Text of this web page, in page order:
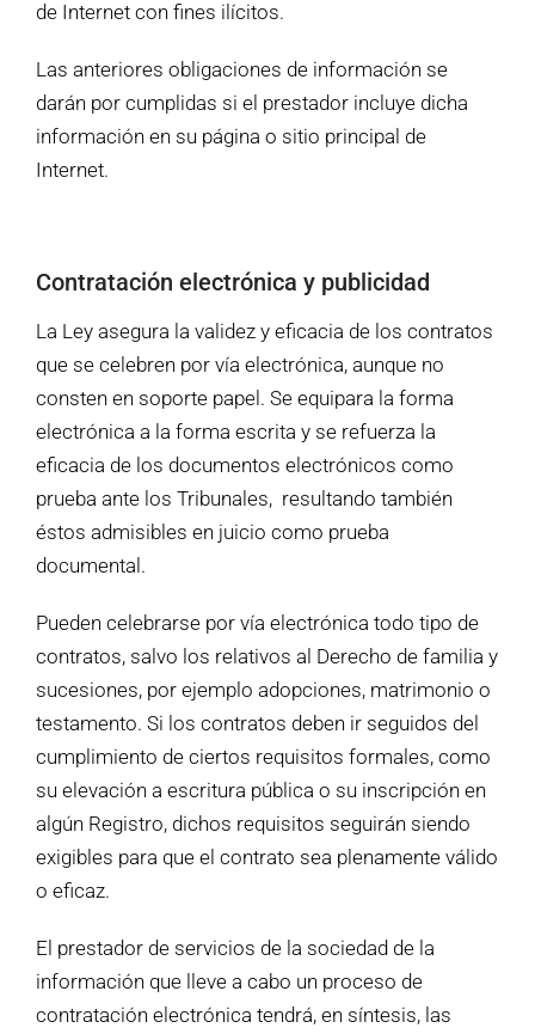
de Internet con fines ilícitos.
Las anteriores obligaciones de información se
darán por cumplidas si el prestador incluye dicha
información en su página o sitio principal de
Internet.
Contratación electrónica y publicidad
La Ley asegura la validez y eficacia de los contratos
que se celebren por vía electrónica, aunque no
consten en soporte papel. Se equipara la forma
electrónica a la forma escrita y se refuerza la
eficacia de los documentos electrónicos como
prueba ante los Tribunales, resultando también
éstos admisibles en juicio como prueba
documental.
Pueden celebrarse por vía electrónica todo tipo de
contratos, salvo los relativos al Derecho de familia y
sucesiones, por ejemplo adopciones, matrimonio o
testamento. Si los contratos deben ir seguidos del
cumplimiento de ciertos requisitos formales, como
su elevación a escritura pública o su inscripción en
algún Registro, dichos requisitos seguirán siendo
exigibles para que el contrato sea plenamente válido
o eficaz.
El prestador de servicios de la sociedad de la
información que lleve a cabo un proceso de
contratación electrónica tendrá, en síntesis, las